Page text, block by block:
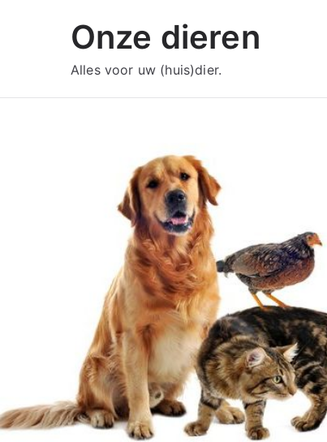
Onze dieren
Alles voor uw (huis)dier.